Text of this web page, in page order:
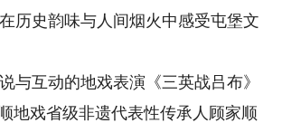
历史韵味与人间烟火中感受屯堡文
互动的地戏表演《三英战吕布》
地戏省级非遗代表性传承人顾家顺